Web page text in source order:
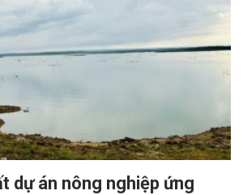
dự án nông nghiệp ứng